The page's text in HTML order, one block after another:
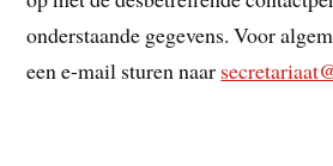
onderstaande gegevens. Voor
een e-mail sturen naar